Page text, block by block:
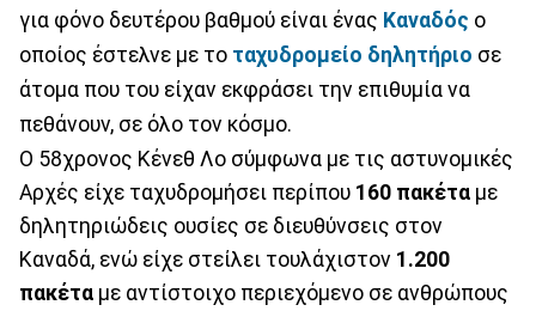
για φόνο δευτέρου βαθμού είναι ένας Καναδός ο
οποίος έστελνε με το ταχυδρομείο δηλητήριο σε
άτομα που του είχαν εκφράσει την επιθυμία να
πεθάνουν, σε όλο τον κόσμο.
Ο 58χρονος Κένεθ Λο σύμφωνα με τις αστυνομικές
Αρχές είχε ταχυδρομήσει περίπου 160 πακέτα με
δηλητηριώδεις ουσίες σε διευθύνσεις στον
Καναδά, ενώ είχε στείλει τουλάχιστον 1.200
πακέτα με αντίστοιχο περιεχόμενο σε ανθρώπους